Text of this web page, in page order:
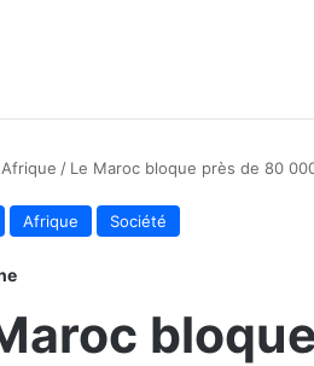
Afrique / Le Maroc bloque près de 80
Afrique Société